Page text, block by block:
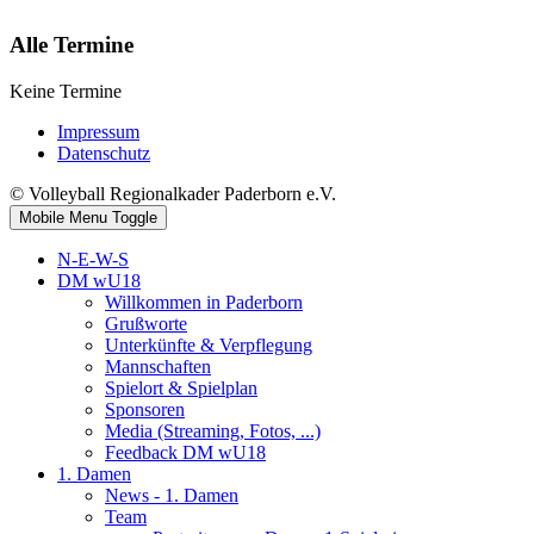
Alle Termine
Keine Termine
Impressum
Datenschutz
© Volleyball Regionalkader Paderborn e.V.
Mobile Menu Toggle
N-E-W-S
DM wU18
Willkommen in Paderborn
Grußworte
Unterkünfte & Verpflegung
Mannschaften
Spielort & Spielplan
Sponsoren
Media (Streaming, Fotos, ...)
Feedback DM wU18
1. Damen
News - 1. Damen
Team